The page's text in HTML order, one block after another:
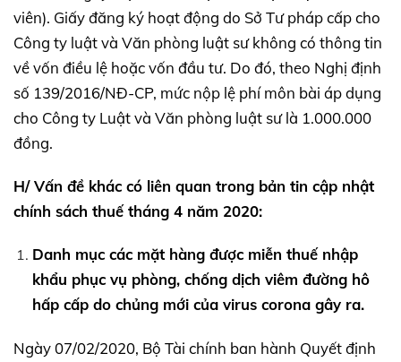
viên). Giấy đăng ký hoạt động do Sở Tư pháp cấp cho
Công ty luật và Văn phòng luật sư không có thông tin
về vốn điều lệ hoặc vốn đầu tư. Do đó, theo Nghị định
số 139/2016/NĐ-CP, mức nộp lệ phí môn bài áp dụng
cho Công ty Luật và Văn phòng luật sư là 1.000.000
đồng.
H/ Vấn đề khác có liên quan trong bản tin cập nhật
chính sách thuế tháng 4 năm 2020:
Danh mục các mặt hàng được miễn thuế nhập
khẩu phục vụ phòng, chống dịch viêm đường hô
hấp cấp do chủng mới của virus corona gây ra.
Ngày 07/02/2020, Bộ Tài chính ban hành Quyết định